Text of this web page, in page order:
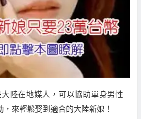
大陸在地媒人，可以協助單身男性
來輕鬆娶到適合的大陸新娘！